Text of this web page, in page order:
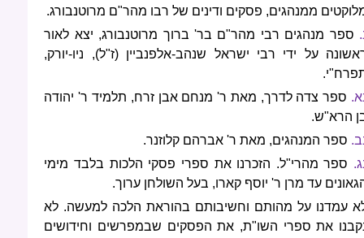
ממנהגים, פסקים ודינים של רבו מהר"ם מרוטנבורג.
ספר מנהגים רבי מהר"ם בר' ברוך מרוטנבורג, יצא לאור
על ידי רבי ישראל שנהב-אלפנביין (ז"ל), ניו-יורק,
ספר צדה לדרך, מאת ר' מנחם אבן זרח, תלמיד ר' יהודה
הרא"ש.
ספר המנהגים, מאת ר' אברהם קלוזנר.
ספר מהרי"ל. הזכרנו את ספרי פסקי הלכות בלבד מימי
עד מרן ר' יוסף קארו, בעל השולחן ערוך.
עמדנו על מהותם וחשיבותם בהוראת הלכה למעשה. לא
את ספרי השו"ת, את הפסקים שבמפרשים וחידושים